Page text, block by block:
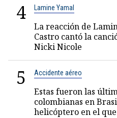
4 Lamine Yamal
La reacción de
Castro cantó la
Nicki Nicole
5 Accidente aéreo
Estas fueron las
colombianas en
helicóptero en el